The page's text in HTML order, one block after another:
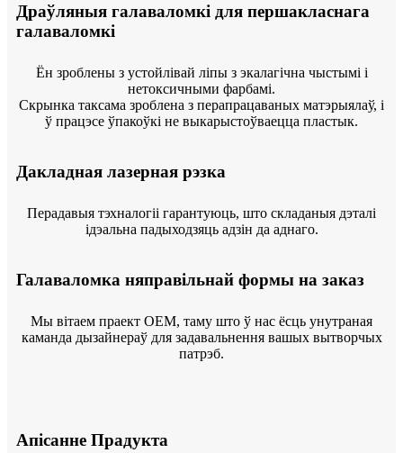
Драўляныя галаваломкі для першакласнага
галаваломкі
Ён зроблены з устойлівай ліпы з экалагічна чыстымі і
нетоксичными фарбамі.
Скрынка таксама зроблена з перапрацаваных матэрыялаў, і
ў працэсе ўпакоўкі не выкарыстоўваецца пластык.
Дакладная лазерная рэзка
Перадавыя тэхналогіі гарантуюць, што складаныя дэталі
ідэальна падыходзяць адзін да аднаго.
Галаваломка няправільнай формы на заказ
Мы вітаем праект OEM, таму што ў нас ёсць унутраная
каманда дызайнераў для задавальнення вашых вытворчых
патрэб.
Апісанне Прадукта